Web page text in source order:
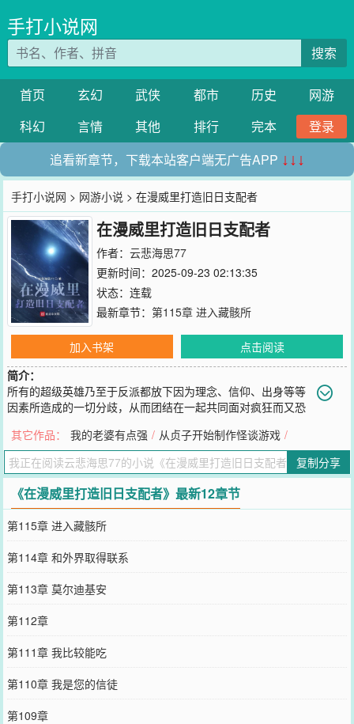
手打小说网
搜索
首页 玄幻 武侠 都市 历史
网游
科幻
言情 其他 排行 完本
登录
追看新章节，下载本站客户端无广告APP ↓↓↓
手打小说网 > 网游小说 > 在漫威里打造旧日支配者
在漫威里打造旧日支配者
作者： 云悲海思77
更新时间：2025-09-23 02:13:35
状态：连载
最新章节： 第115章 进入藏骸所
加入书架
点击阅读
简介：
所有的超级英雄乃至于反派都放下因为理念、信仰、出身等等
因素所造成的一切分歧，从而团结在一起共同面对疯狂而又恐
我就是那个敌人。
您要是觉得《在漫威里打造旧日支配者》还不错的话请不要忘记向您
QQ群和微博微信里的朋友推荐哦！
其它作品： 我的老婆有点强 / 从贞子开始制作怪谈游戏 /
复制分享
《在漫威里打造旧日支配者》最新12章节
第115章 进入藏骸所
第114章 和外界取得联系
第113章 莫尔迪基安
第112章
第111章 我比较能吃
第110章 我是您的信徒
第109章